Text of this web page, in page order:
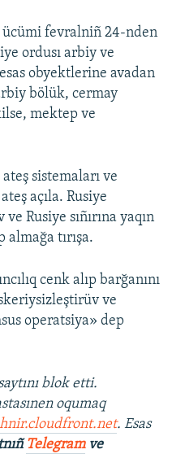
ücümi fevralniñ 24-nden
ordusı arbiy ve
obyektlerine avadan
bölük, cermay
mektep ve
sistemaları ve
açıla. Rusiye
Rusiye sıñırına yaqın
tırışa.
cenk alıp barğanını
ve
operatsiya» dep
blok etti.
oqumaq
. Esas
Telegramve